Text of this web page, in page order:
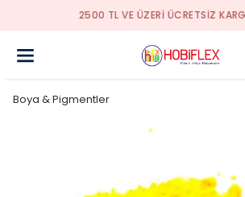
KALİTELİ HİZMETİN ADRESİ
Boya & Pigmentler